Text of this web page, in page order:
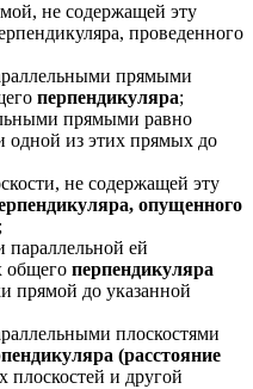
не содержащей эту
проведенного
прямыми
перпендикуляра;
прямыми равно
одной из этих прямых до
не содержащей эту
опущенного
параллельной ей
общего перпендикуляра
прямой до указанной
плоскостями
(расстояние
плоскостей и другой